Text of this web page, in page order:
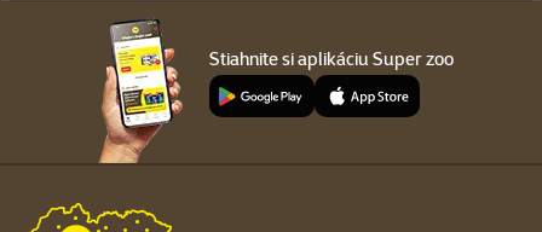
Stiahnite si aplikáciu Super zoo